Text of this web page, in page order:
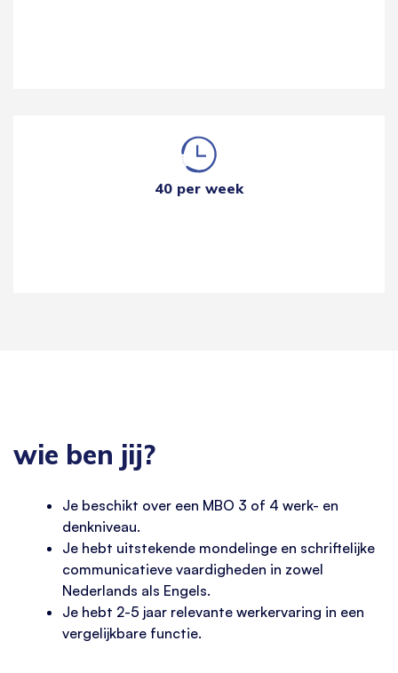
40 per week
wie ben jij?
Je beschikt over een MBO 3 of 4 werk- en
denkniveau.
Je hebt uitstekende mondelinge en schriftelijke
communicatieve vaardigheden in zowel
Nederlands als Engels.
Je hebt 2-5 jaar relevante werkervaring in een
vergelijkbare functie.